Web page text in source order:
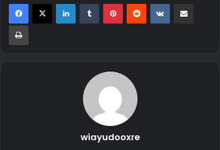
LinkedInTumblr PinterestReddit VKontakte
Print
wiayudooxre